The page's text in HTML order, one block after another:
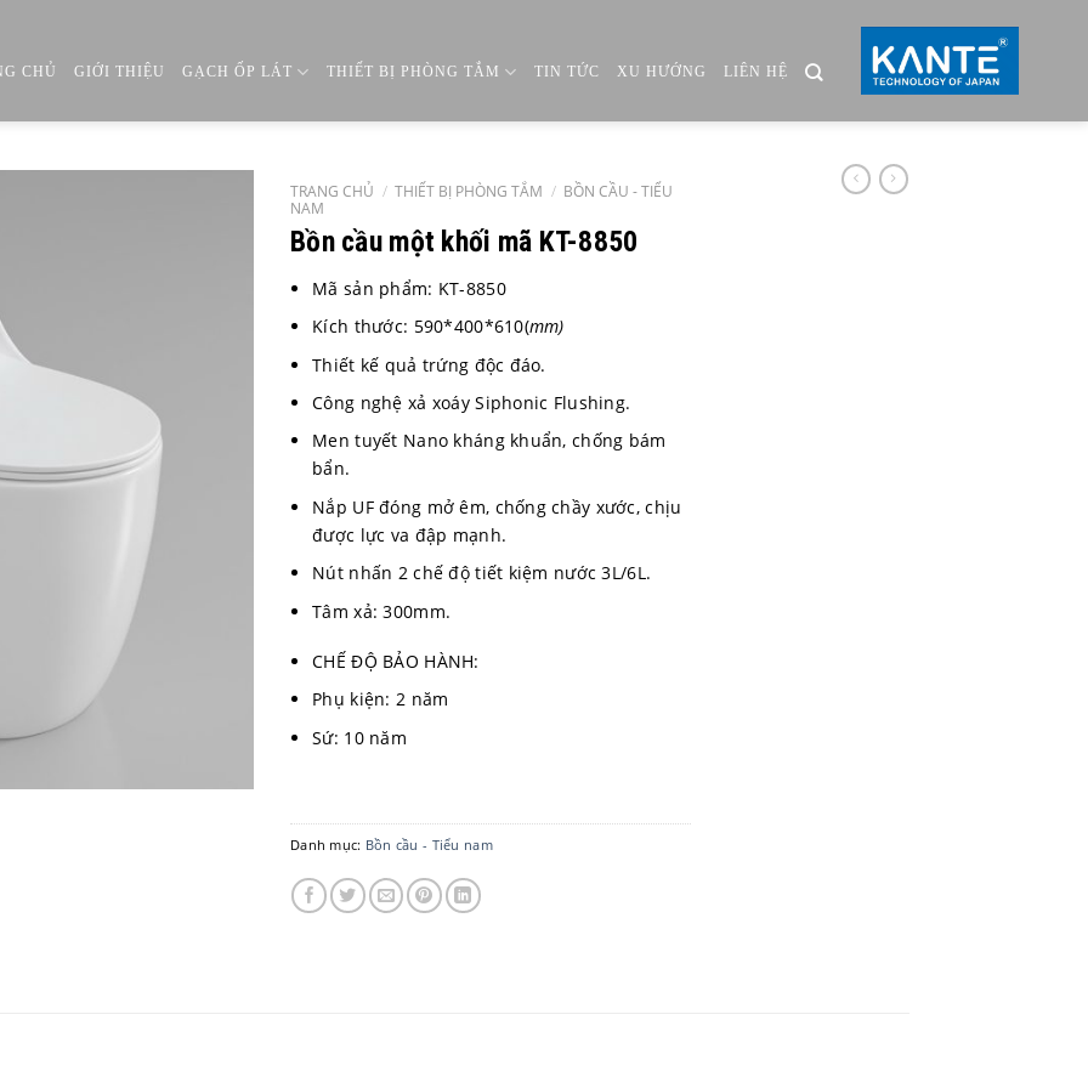
CHỦ GIỚI THIỆU GẠCH ỐP LÁT THIẾT BỊ PHÒNG TẮM TIN TỨC XU HƯỚNG LIÊN HỆ
TRANG CHỦ / THIẾT BỊ PHÒNG TẮM / BỒN CẦU - TIỂU
NAM
Bồn cầu một khối mã KT-8850
Mã sản phẩm: KT-8850
Kích thước: 590*400*610(mm)
Thiết kế quả trứng độc đáo.
Công nghệ xả xoáy Siphonic Flushing.
Men tuyết Nano kháng khuẩn, chống bám
bẩn.
Nắp UF đóng mở êm, chống chầy xước, chịu
được lực va đập mạnh.
Nút nhấn 2 chế độ tiết kiệm nước 3L/6L.
Tâm xả: 300mm.
CHẾ ĐỘ BẢO HÀNH:
Phụ kiện: 2 năm
Sứ: 10 năm
Danh mục: Bồn cầu - Tiểu nam